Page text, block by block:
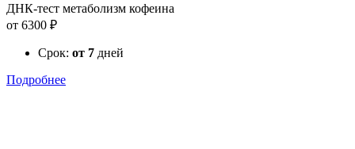
ДНК-тест метаболизм кофеина
от 6300 ₽
Срок: от 7 дней
Подробнее